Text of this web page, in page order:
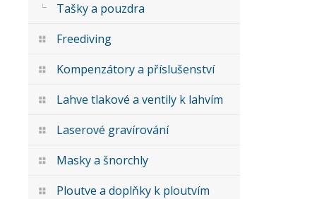
Tašky a pouzdra
Freediving
Kompenzátory a příslušenství
Lahve tlakové a ventily k lahvím
Laserové gravírování
Masky a šnorchly
Ploutve a doplňky k ploutvím